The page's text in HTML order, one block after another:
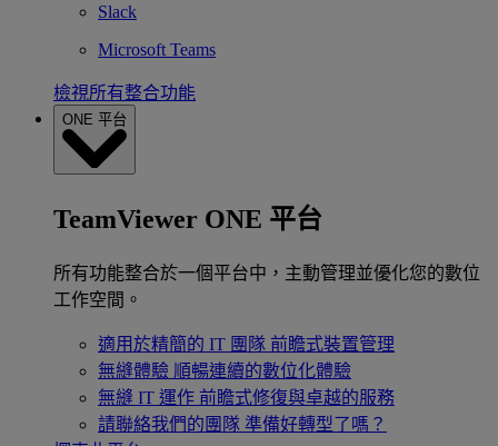
Slack
Microsoft Teams
檢視所有整合功能
ONE 平台
TeamViewer ONE 平台
所有功能整合於一個平台中，主動管理並優化您的數位
工作空間。
適用於精簡的 IT 團隊 前瞻式裝置管理
無縫體驗 順暢連續的數位化體驗
無縫 IT 運作 前瞻式修復與卓越的服務
請聯絡我們的團隊 準備好轉型了嗎？